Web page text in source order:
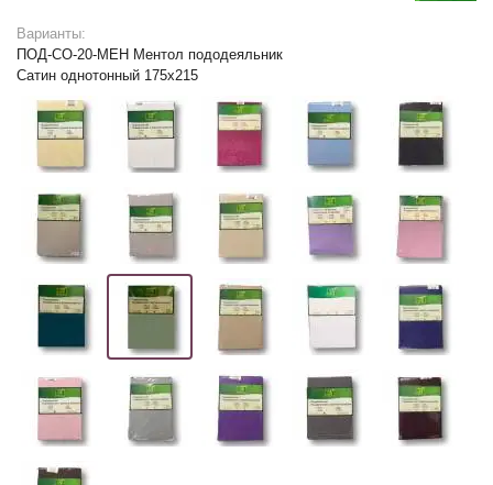
Варианты:
ПОД-СО-20-МЕН Ментол пододеяльник
Сатин однотонный 175х215